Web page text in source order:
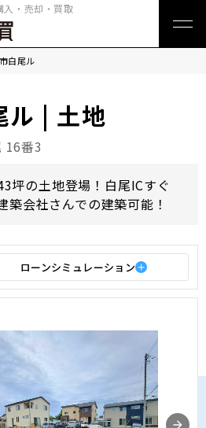
入・売却・買取
白尾ル
ル | 土地
16番3
坪の土地登場！白尾ICすぐ
築会社さんでの建築可能！
ローンシミュレーション